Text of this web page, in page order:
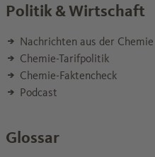
Politik & Wirtschaft
Nachrichten aus der Chemie
Chemie-Tarifpolitik
Chemie-Faktencheck
Podcast
Glossar